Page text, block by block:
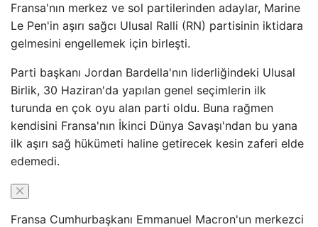
Fransa'nın merkez ve sol partilerinden adaylar, Marine
Le Pen'in aşırı sağcı Ulusal Ralli (RN) partisinin iktidara
gelmesini engellemek için birleşti.
Parti başkanı Jordan Bardella'nın liderliğindeki Ulusal
Birlik, 30 Haziran'da yapılan genel seçimlerin ilk
turunda en çok oyu alan parti oldu. Buna rağmen
kendisini Fransa'nın İkinci Dünya Savaşı'ndan bu yana
ilk aşırı sağ hükümeti haline getirecek kesin zaferi elde
edemedi.
Fransa Cumhurbaşkanı Emmanuel Macron'un merkezci